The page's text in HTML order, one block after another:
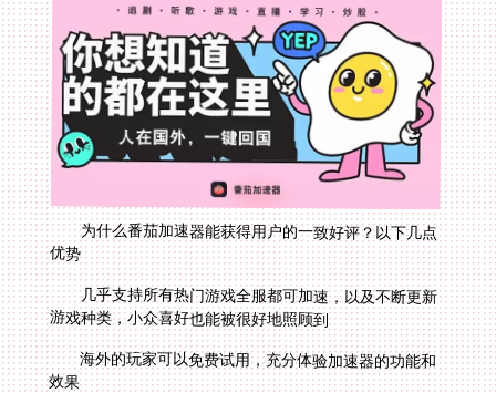
为什么番茄加速器能获得用户的一致好评？以下几点
优势
几乎支持所有热门游戏全服都可加速，以及不断更新
游戏种类，小众喜好也能被很好地照顾到
海外的玩家可以免费试用，充分体验加速器的功能和
效果